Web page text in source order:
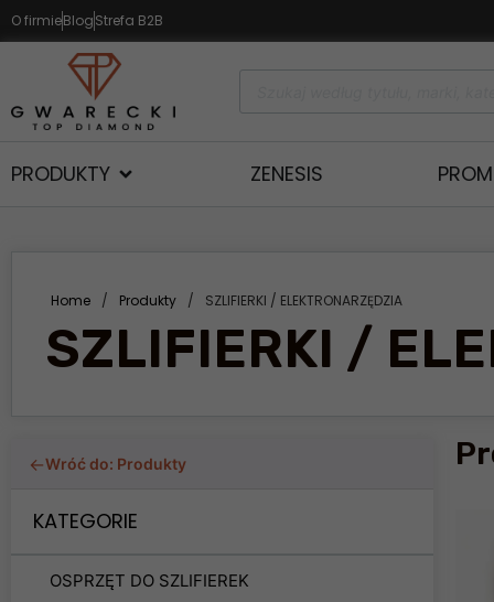
O firmieBlogStrefa B2B
PRODUKTY ZENESIS
Home / Produkty / SZLIFIERKI / ELEKTRONARZĘDZIA
SZLIFIERKI /
←Wróć do: Produkty
KATEGORIE
OSPRZĘT DO SZLIFIEREK